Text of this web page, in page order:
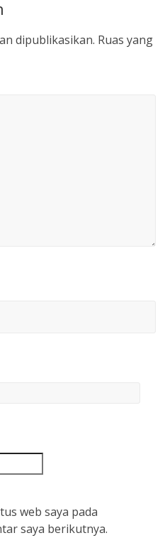
dipublikasikan. Ruas yang
web saya pada
saya berikutnya.